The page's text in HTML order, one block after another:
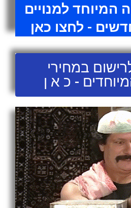
למנויים
- לחצו כאן
במחירי
- כ א ן